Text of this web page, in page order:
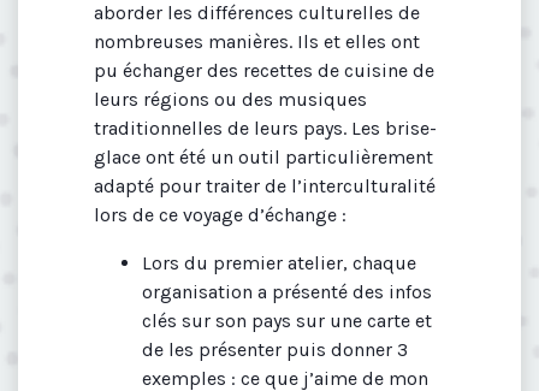
aborder les différences culturelles de
nombreuses manières. Ils et elles ont
pu échanger des recettes de cuisine de
leurs régions ou des musiques
traditionnelles de leurs pays. Les brise-
glace ont été un outil particulièrement
adapté pour traiter de l’interculturalité
lors de ce voyage d’échange :
Lors du premier atelier, chaque
organisation a présenté des infos
clés sur son pays sur une carte et
de les présenter puis donner 3
exemples : ce que j’aime de mon